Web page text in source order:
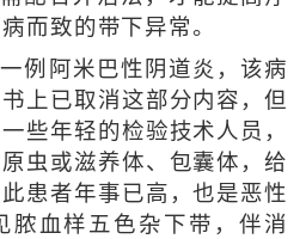
而致的带下异常。
例阿米巴性阴道炎，该病
上已取消这部分内容，但
些年轻的检验技术人员，
虫或滋养体、包囊体，给
患者年事已高，也是恶性
脓血样五色杂下带，伴消